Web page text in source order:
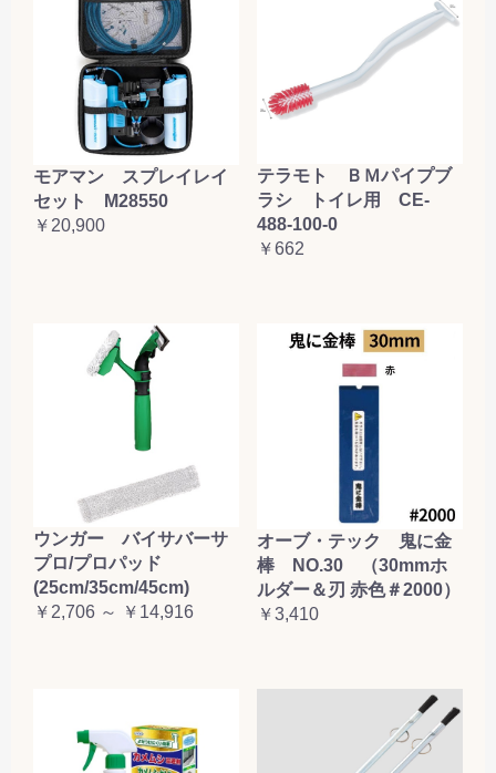
モアマン スプレイレイ
セット M28550
￥20,900
テラモト ＢＭパイプブ
ラシ トイレ用 CE-
488-100-0
￥662
ウンガー バイサバーサ
プロ/プロパッド
(25cm/35cm/45cm)
￥2,706 ～ ￥14,916
オーブ・テック 鬼に金
棒 NO.30 （30mmホ
ルダー＆刃 赤色＃2000）
￥3,410